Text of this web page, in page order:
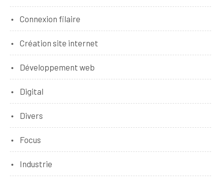
Connexion filaire
Création site internet
Développement web
Digital
Divers
Focus
Industrie